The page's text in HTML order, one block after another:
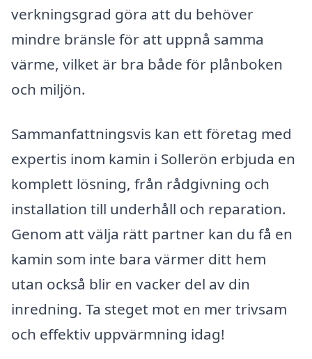
verkningsgrad göra att du behöver
mindre bränsle för att uppnå samma
värme, vilket är bra både för plånboken
och miljön.
Sammanfattningsvis kan ett företag med
expertis inom kamin i Sollerön erbjuda en
komplett lösning, från rådgivning och
installation till underhåll och reparation.
Genom att välja rätt partner kan du få en
kamin som inte bara värmer ditt hem
utan också blir en vacker del av din
inredning. Ta steget mot en mer trivsam
och effektiv uppvärmning idag!